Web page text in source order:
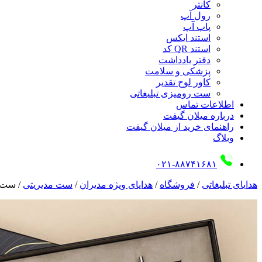
کانتر
رول آپ
پاپ آپ
استند ایکس
استند QR کد
دفتر یادداشت
پزشکی و سلامت
کاور لوح تقدیر
ست رومیزی تبلیغاتی
اطلاعات تماس
درباره میلان گیفت
راهنمای خرید از میلان گیفت
وبلاگ
۰۲۱-۸۸۷۴۱۶۸۱
هدایای تبلیغاتی / فروشگاه / هدایای ویژه مدیران / ست مدیریتی / ست